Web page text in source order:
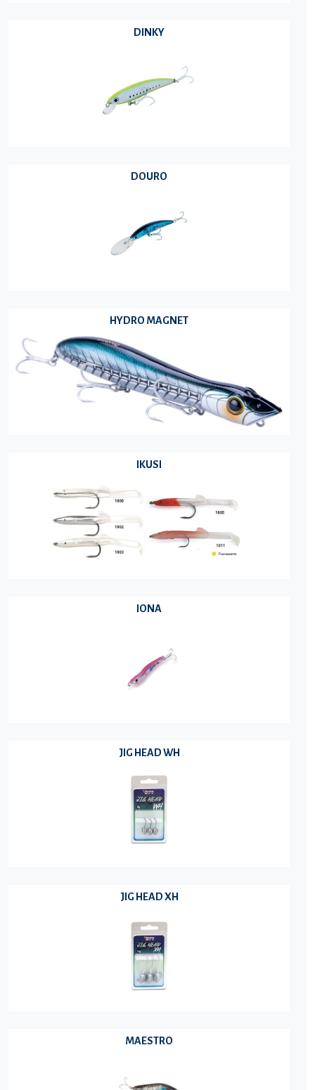
DINKY
DOURO
HYDRO MAGNET
IKUSI
IONA
JIG HEAD WH
JIG HEAD XH
MAESTRO